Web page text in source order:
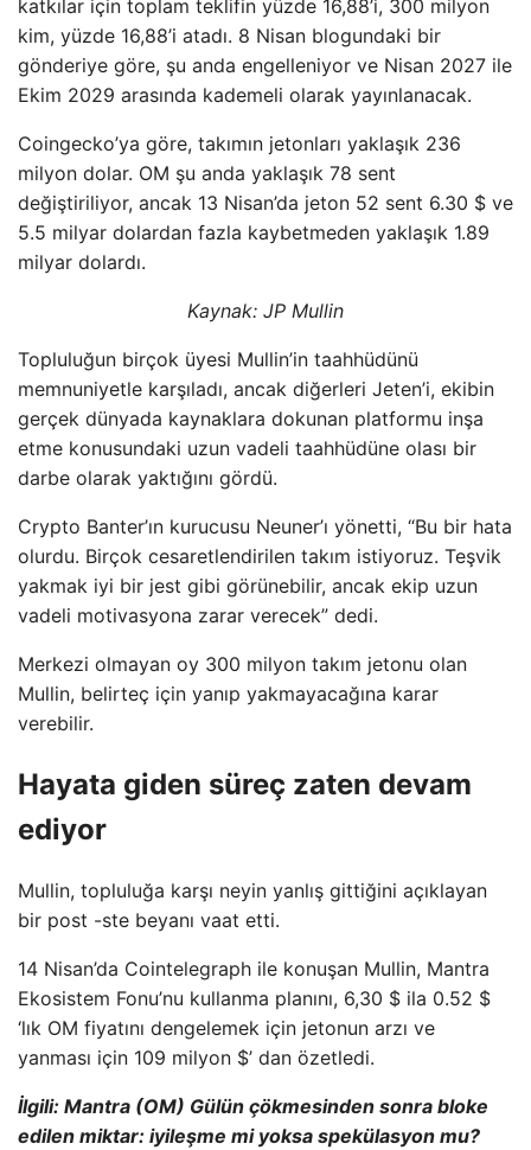
katkılar için toplam teklifin yüzde 16,88’i, 300 milyon
kim, yüzde 16,88’i atadı. 8 Nisan blogundaki bir
gönderiye göre, şu anda engelleniyor ve Nisan 2027 ile
Ekim 2029 arasında kademeli olarak yayınlanacak.
Coingecko’ya göre, takımın jetonları yaklaşık 236
milyon dolar. OM şu anda yaklaşık 78 sent
değiştiriliyor, ancak 13 Nisan’da jeton 52 sent 6.30 $ ve
5.5 milyar dolardan fazla kaybetmeden yaklaşık 1.89
milyar dolardı.
Kaynak: JP Mullin
Topluluğun birçok üyesi Mullin’in taahhüdünü
memnuniyetle karşıladı, ancak diğerleri Jeten’i, ekibin
gerçek dünyada kaynaklara dokunan platformu inşa
etme konusundaki uzun vadeli taahhüdüne olası bir
darbe olarak yaktığını gördü.
Crypto Banter’ın kurucusu Neuner’ı yönetti, “Bu bir hata
olurdu. Birçok cesaretlendirilen takım istiyoruz. Teşvik
yakmak iyi bir jest gibi görünebilir, ancak ekip uzun
vadeli motivasyona zarar verecek” dedi.
Merkezi olmayan oy 300 milyon takım jetonu olan
Mullin, belirteç için yanıp yakmayacağına karar
verebilir.
Hayata giden süreç zaten devam
ediyor
Mullin, topluluğa karşı neyin yanlış gittiğini açıklayan
bir post -ste beyanı vaat etti.
14 Nisan’da Cointelegraph ile konuşan Mullin, Mantra
Ekosistem Fonu’nu kullanma planını, 6,30 $ ila 0.52 $
‘lık OM fiyatını dengelemek için jetonun arzı ve
yanması için 109 milyon $’ dan özetledi.
İlgili: Mantra (OM) Gülün çökmesinden sonra bloke
edilen miktar: iyileşme mi yoksa spekülasyon mu?